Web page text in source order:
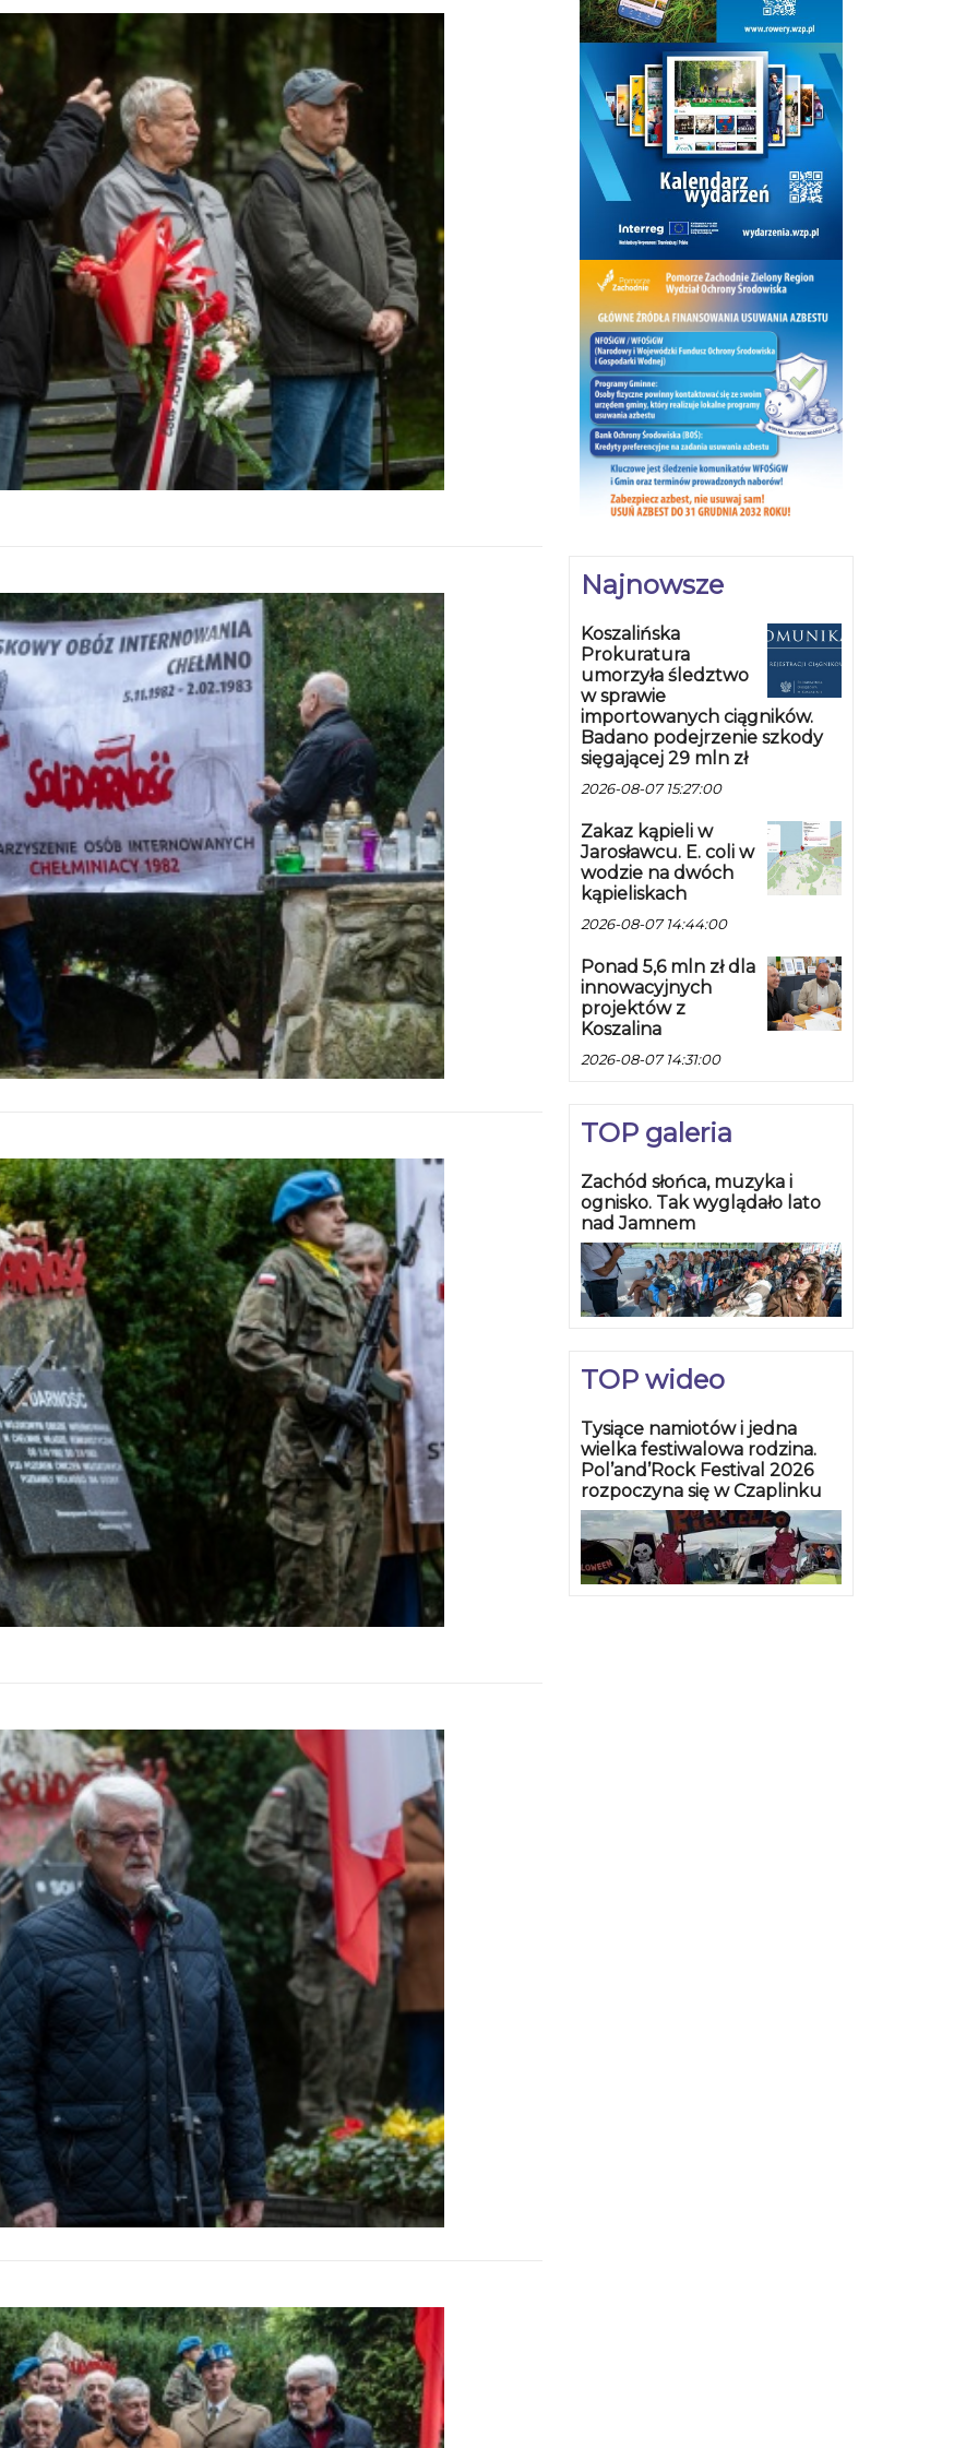
Najnowsze
Koszalińska
Prokuratura
umorzyła śledztwo
w sprawie
importowanych ciągników.
Badano podejrzenie szkody
sięgającej 29 mln zł
2026-08-07 15:27:00
Zakaz kąpieli w
Jarosławcu. E. coli w
wodzie na dwóch
kąpieliskach
2026-08-07 14:44:00
Ponad 5,6 mln zł dla
innowacyjnych
projektów z
Koszalina
2026-08-07 14:31:00
TOP galeria
Zachód słońca, muzyka i
ognisko. Tak wyglądało lato
nad Jamnem
TOP wideo
Tysiące namiotów i jedna
wielka festiwalowa rodzina.
Pol’and’Rock Festival 2026
rozpoczyna się w Czaplinku